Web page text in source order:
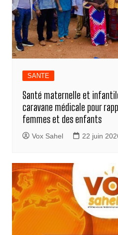
SANTE
Santé maternelle et
caravane médicale pour
femmes et des enfants
Vox Sahel 22 juin